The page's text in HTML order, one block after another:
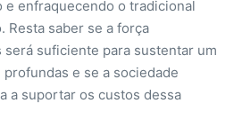
e enfraquecendo o tradicional
Resta saber se a força
será suficiente para sustentar um
e se a sociedade
a suportar os custos dessa